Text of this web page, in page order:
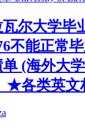
尔大学毕
不能正常
单 (海外大
★各类英文